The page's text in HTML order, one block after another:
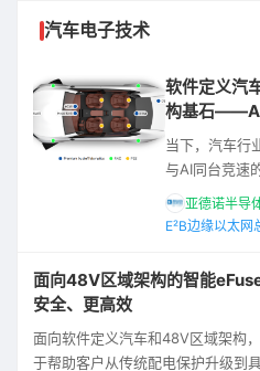
汽车电子技术
软件定义汽
构基石
当下，汽车行
与AI同台竞速
条件已经改变
快，而在于车
变，结合ADI
位专家的深度
车底层架构的
亚德诺半导
E²B边缘以太网
面向48V区域架构的智能
安全、更高效
面向软件定义汽车和48V区域架构
于帮助客户从传统配电保护升级到